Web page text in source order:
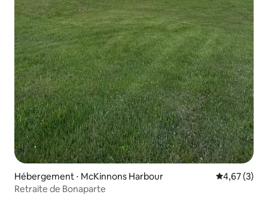
Hébergement ⋅ McKinnons Harbour Évaluation
4,67 (3)
Retraite de Bonaparte